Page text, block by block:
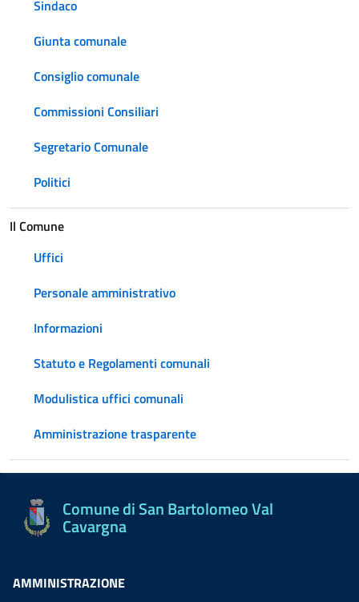
Sindaco
Giunta comunale
Consiglio comunale
Commissioni Consiliari
Segretario Comunale
Politici
Il Comune
Uffici
Personale amministrativo
Informazioni
Statuto e Regolamenti comunali
Modulistica uffici comunali
Amministrazione trasparente
Comune di San Bartolomeo Val
Cavargna
AMMINISTRAZIONE